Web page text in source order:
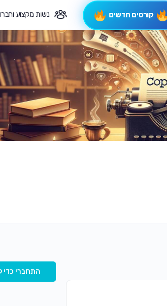
קורסים חדשים נשות מקצוע
צרי קשר
התחברי כדי